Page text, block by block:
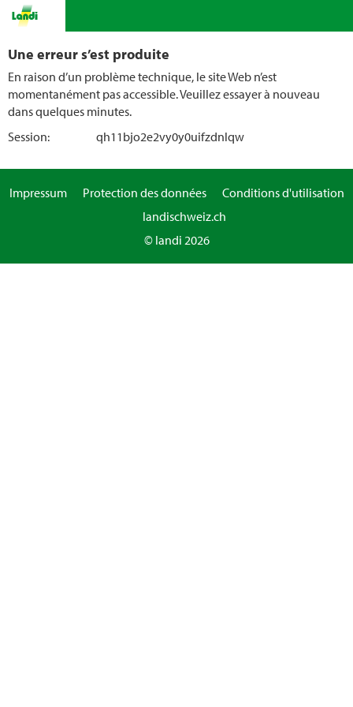
Une erreur s’est produite
En raison d’un problème technique, le site Web n’est
momentanément pas accessible. Veuillez essayer à nouveau
dans quelques minutes.
Session:
qh11bjo2e2vy0y0uifzdnlqw
Impressum Protection des données
Conditions d'utilisation
landischweiz.ch
© landi 2026